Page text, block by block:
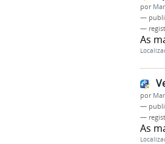
por
—
—
As
por
—
—
As